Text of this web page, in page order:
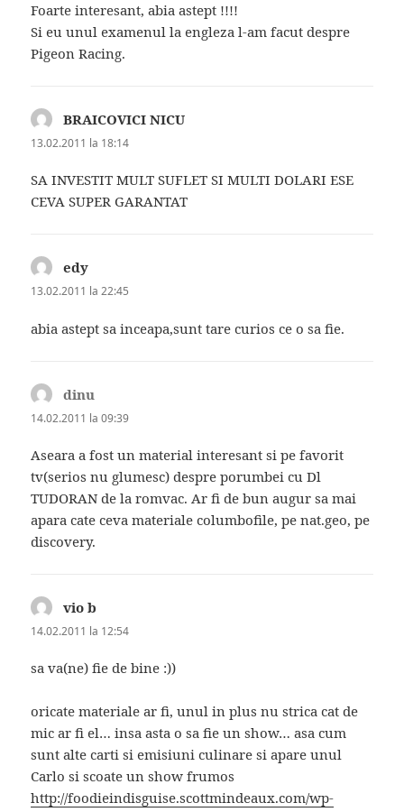
Foarte interesant, abia astept !!!!
Si eu unul examenul la engleza l-am facut despre
Pigeon Racing.
BRAICOVICI NICU
13.02.2011 la 18:14
SA INVESTIT MULT SUFLET SI MULTI DOLARI ESE
CEVA SUPER GARANTAT
edy
13.02.2011 la 22:45
abia astept sa inceapa,sunt tare curios ce o sa fie.
dinu
14.02.2011 la 09:39
Aseara a fost un material interesant si pe favorit
tv(serios nu glumesc) despre porumbei cu Dl
TUDORAN de la romvac. Ar fi de bun augur sa mai
apara cate ceva materiale columbofile, pe nat.geo, pe
discovery.
vio b
14.02.2011 la 12:54
sa va(ne) fie de bine :))
oricate materiale ar fi, unul in plus nu strica cat de
mic ar fi el… insa asta o sa fie un show… asa cum
sunt alte carti si emisiuni culinare si apare unul
Carlo si scoate un show frumos
http://foodieindisguise.scottmindeaux.com/wp-